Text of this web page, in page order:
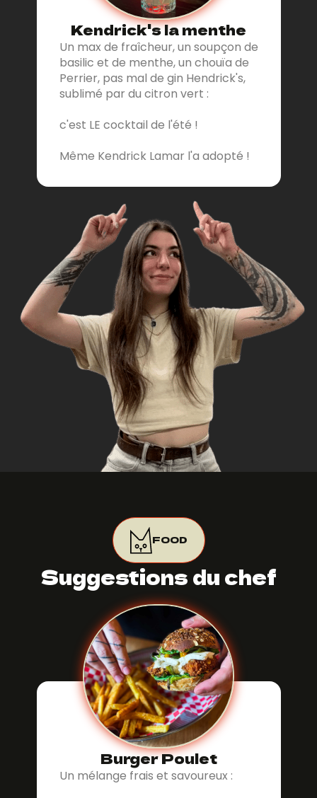
Kendrick's la menthe
Un max de fraîcheur, un soupçon de
basilic et de menthe, un chouïa de
Perrier, pas mal de gin Hendrick's,
sublimé par du citron vert :
c'est LE cocktail de l'été !
Même Kendrick Lamar l'a adopté !
FOOD
Suggestions du chef
Burger Poulet
Un mélange frais et savoureux :